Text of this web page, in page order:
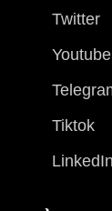
Twitter
Youtube
Tiktok
LinkedIn